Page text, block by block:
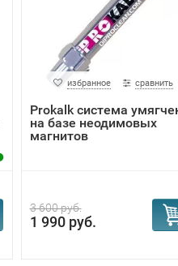
избранное сравнить
Prokalk система
на базе неодимовых
магнитов
3 600 руб.
1 990 руб.